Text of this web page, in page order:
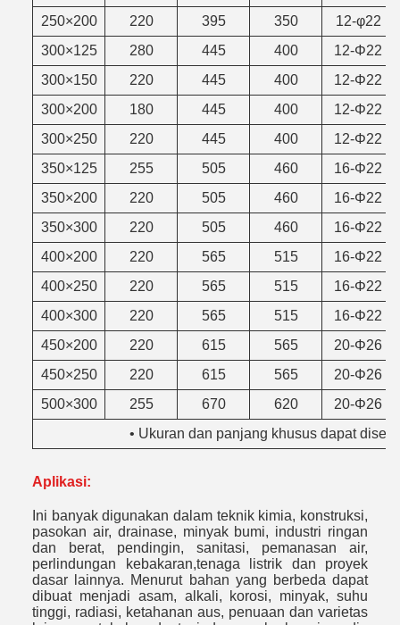
250×200
220 395 350
12-φ22
300×125
280 445 400
12-Φ22
300×150
220 445 400
12-Φ22
300×200
180 445 400
12-Φ22
300×250
220 445 400
12-Φ22
350×125
255 505 460
16-Φ22
350×200
220 505 460
16-Φ22
350×300
220 505 460
16-Φ22
400×200
220 565 515
16-Φ22
400×250
220 565 515
16-Φ22
400×300
220 565 515
16-Φ22
450×200
220 615 565
20-Φ26
450×250
220 615 565
20-Φ26
500×300
255 670 620
20-Φ26
• Ukuran dan panjang khusus dapat
Aplikasi:
Ini banyak digunakan dalam teknik kimia, konstruksi,
pasokan air, drainase, minyak bumi, industri ringan
dan berat, pendingin, sanitasi, pemanasan air,
perlindungan kebakaran,tenaga listrik dan proyek
dasar lainnya. Menurut bahan yang berbeda dapat
dibuat menjadi asam, alkali, korosi, minyak, suhu
tinggi, radiasi, ketahanan aus, penuaan dan varietas